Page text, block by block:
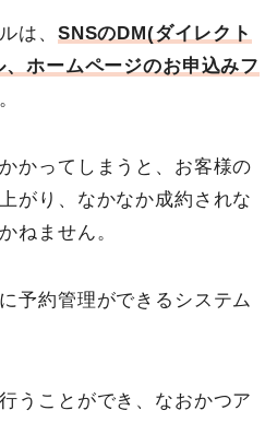
は、 SNSのDM(ダイレクト
ホームページのお申込みフ
かってしまうと、お客様の
がり、なかなか成約されな
ねません。
予約管理ができるシステム
うことができ、なおかつア